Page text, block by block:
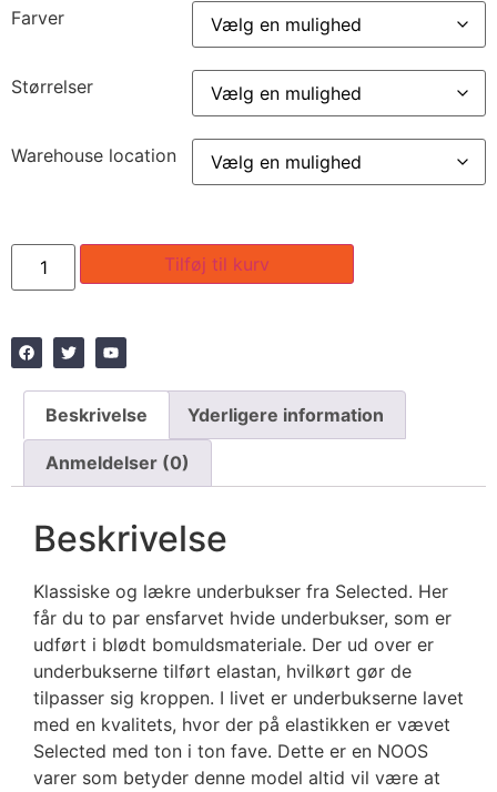
Farver
Størrelser
Warehouse location
Tilføj til kurv
Beskrivelse Yderligere information
Anmeldelser (0)
Beskrivelse
Klassiske og lækre underbukser fra Selected. Her
får du to par ensfarvet hvide underbukser, som er
udført i blødt bomuldsmateriale. Der ud over er
underbukserne tilført elastan, hvilkørt gør de
tilpasser sig kroppen. I livet er underbukserne lavet
med en kvalitets, hvor der på elastikken er vævet
Selected med ton i ton fave. Dette er en NOOS
varer som betyder denne model altid vil være at